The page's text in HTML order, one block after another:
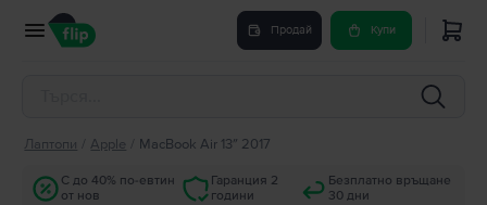
Продай Купи
Лаптопи Apple MacBook Air 13″ 2017
С до 40% по-евтин
от нов
Гаранция 2
години
Безплатно връщане
30 дни